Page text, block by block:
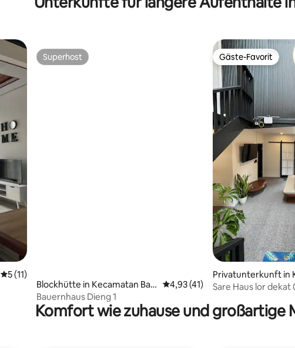
Durchschnittliche Bewertung: 5 von 5, 11 Bewertungen
5 (11)
Superhost
Superhost
Blockhütte in Kecamatan Bat
ur
Durchschnittliche Bewertung:
4,93 (41)
Bauernhaus Dieng 1
Gäste-Favorit
Gäste-Favorit
Privatunterkunft in
an Batur
Sare Haus lor dekat
Komfort wie zuhause und großartige